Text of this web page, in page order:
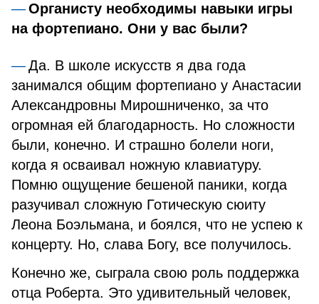
Органисту необходимы навыки игры
на фортепиано. Они у вас были?
Да. В школе искусств я два года
занимался общим фортепиано у Анастасии
Александровны Мирошниченко, за что
огромная ей благодарность. Но сложности
были, конечно. И страшно болели ноги,
когда я осваивал ножную клавиатуру.
Помню ощущение бешеной паники, когда
разучивал сложную Готическую сюиту
Леона Боэльмана, и боялся, что не успею к
концерту. Но, слава Богу, все получилось.
Конечно же, сыграла свою роль поддержка
отца Роберта. Это удивительный человек,